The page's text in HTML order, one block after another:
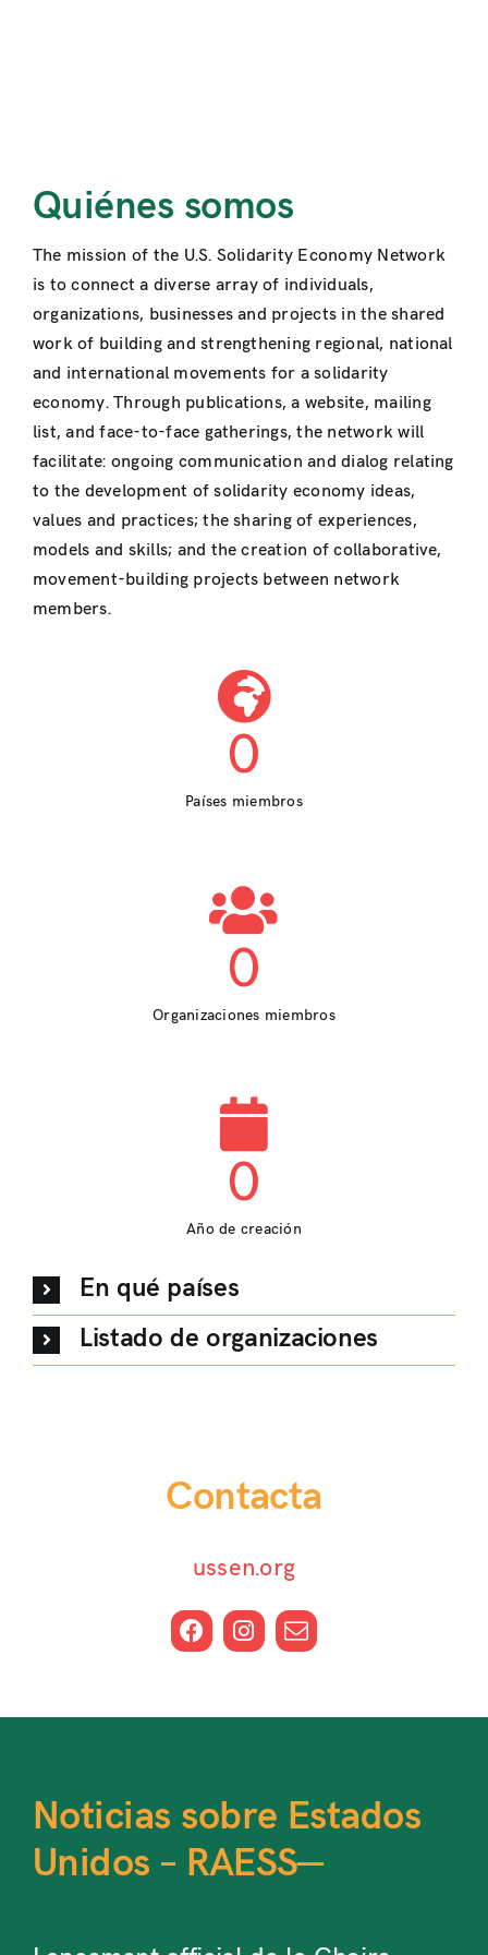
Quiénes somos
The mission of the U.S. Solidarity Economy Network
is to connect a diverse array of individuals,
organizations, businesses and projects in the shared
work of building and strengthening regional, national
and international movements for a solidarity
economy. Through publications, a website, mailing
list, and face-to-face gatherings, the network will
facilitate: ongoing communication and dialog relating
to the development of solidarity economy ideas,
values and practices; the sharing of experiences,
models and skills; and the creation of collaborative,
movement-building projects between network
members.
0
Países miembros
0
Organizaciones miembros
0
Año de creación
En qué países
Listado de organizaciones
Contacta
ussen.org
Noticias sobre Estados
Unidos – RAESS—